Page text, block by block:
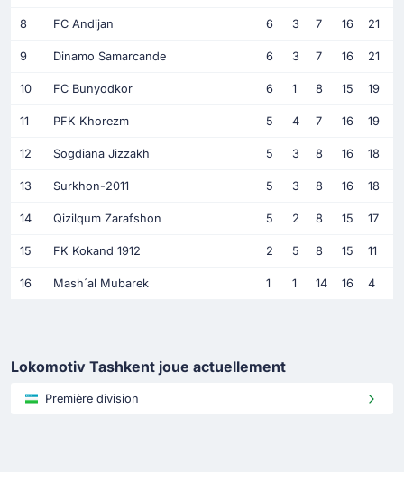
8 FC Andijan 6 3 7 16 21
9 Dinamo Samarcande 6 3 7 16 21
10 FC Bunyodkor 6 1 8 15 19
11 PFK Khorezm 5 4 7 16 19
12 Sogdiana Jizzakh 5 3 8 16 18
13 Surkhon-2011 5 3 8 16 18
14 Qizilqum Zarafshon 5 2 8 15 17
15 FK Kokand 1912 2 5 8 15 11
16 Mash´al Mubarek 1 1 14 16 4
Lokomotiv Tashkent joue actuellement
Première division